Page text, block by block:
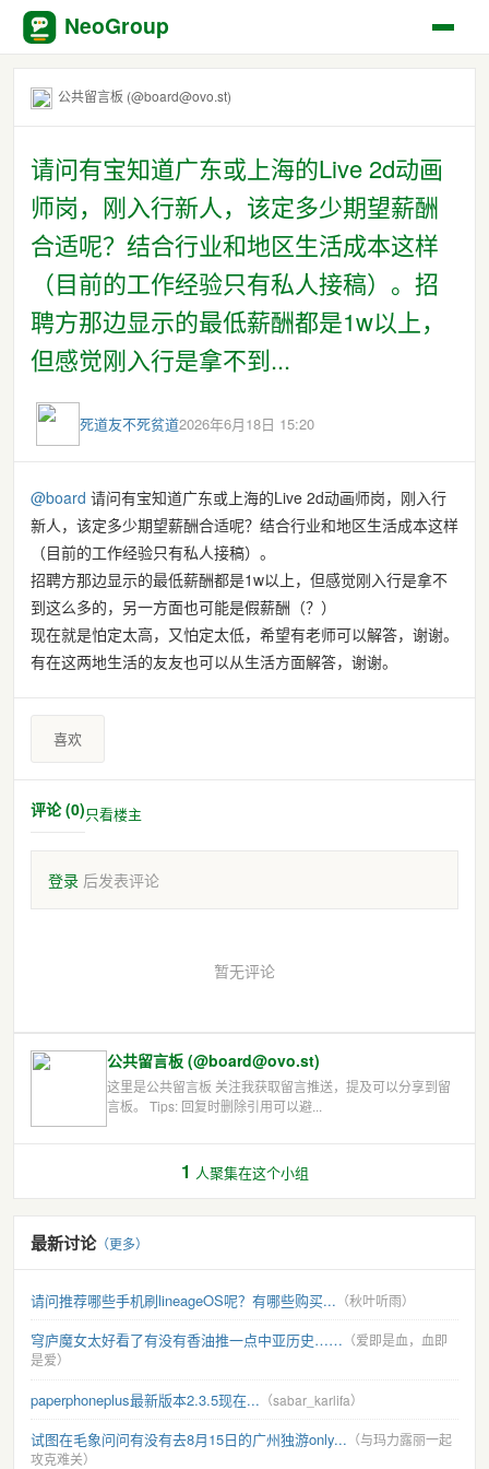
NeoGroup
公共留言板 (@board@ovo.st)
请问有宝知道广东或上海的Live 2d动画
师岗，刚入行新人，该定多少期望薪酬
合适呢？结合行业和地区生活成本这样
（目前的工作经验只有私人接稿）。招
聘方那边显示的最低薪酬都是1w以上，
但感觉刚入行是拿不到...
死道友不死贫道2026年6月18日 15:20
@board 请问有宝知道广东或上海的Live 2d动画师岗，刚入行
新人，该定多少期望薪酬合适呢？结合行业和地区生活成本这样
（目前的工作经验只有私人接稿）。
招聘方那边显示的最低薪酬都是1w以上，但感觉刚入行是拿不
到这么多的，另一方面也可能是假薪酬（？）
现在就是怕定太高，又怕定太低，希望有老师可以解答，谢谢。
有在这两地生活的友友也可以从生活方面解答，谢谢。
喜欢
评论 (0)只看楼主
登录 后发表评论
暂无评论
公共留言板 (@board@ovo.st)
这里是公共留言板 关注我获取留言推送，提及可以分享到留
言板。 Tips: 回复时删除引用可以避...
1 人聚集在这个小组
最新讨论（更多）
请问推荐哪些手机刷lineageOS呢？有哪些购买... （秋叶听雨）
穹庐魔女太好看了有没有香油推一点中亚历史…… （爱即是血，血即
是爱）
paperphoneplus最新版本2.3.5现在... （sabar_karlifa）
试图在毛象问问有没有去8月15日的广州独游only... （与玛力露丽一起
攻克难关）